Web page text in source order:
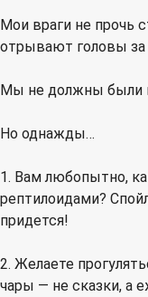
Мои враги не прочь
отрывают головы за
Мы не должны были
Но однажды…
1. Вам любопытно,
рептилоидами?
придется!
2. Желаете
чары — не сказки, а